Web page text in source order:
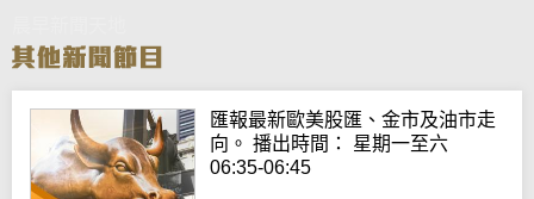
匯報最新歐美股匯、金市及油市走
向。 播出時間： 星期一至六
06:35-06:45